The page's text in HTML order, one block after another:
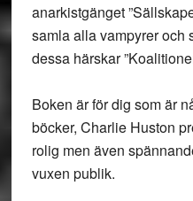
anarkistgänget
samla alla vampyrer och
dessa härskar
Boken är för dig som är
böcker, Charlie Huston
rolig men även
vuxen publik.